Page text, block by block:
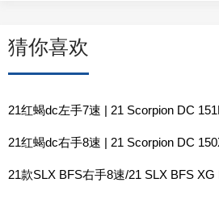
猜你喜欢
21红蝎dc左手7速 | 21 Scorpion DC
21红蝎dc右手8速 | 21 Scorpion DC
21款SLX BFS右手8速/21 SLX BFS XG